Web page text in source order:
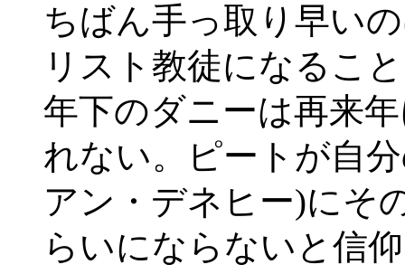
ちばん手っ取り早い
リスト教徒になるこ
年下のダニーは再来
れない。ピートが自
アン・デネヒー)にそ
らいにならないと信